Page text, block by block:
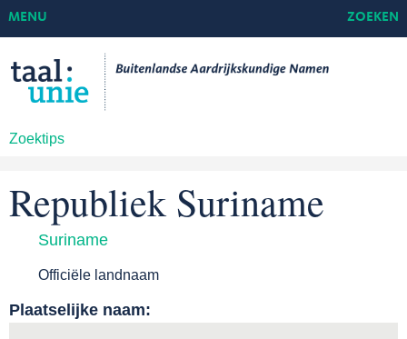
Zoektips
MENU ZOEKEN
Republiek Suriname
Suriname
Officiële landnaam
Plaatselijke naam: